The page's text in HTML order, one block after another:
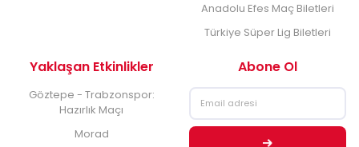
Anadolu Efes Maç Biletleri
Türkiye Süper Lig Biletleri
Yaklaşan Etkinlikler
Göztepe - Trabzonspor:
Hazırlık Maçı
Morad
Abone Ol